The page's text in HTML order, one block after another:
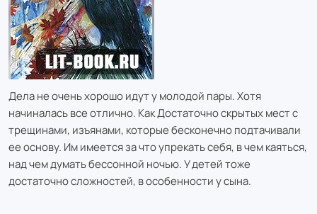
Дела не очень хорошо идут у молодой пары. Хотя
начиналась все отлично. Как Достаточно скрытых мест с
трещинами, изъянами, которые бесконечно подтачивали
ее основу. Им имеется за что упрекать себя, в чем каяться,
над чем думать бессонной ночью. У детей тоже
достаточно сложностей, в особенности у сына.